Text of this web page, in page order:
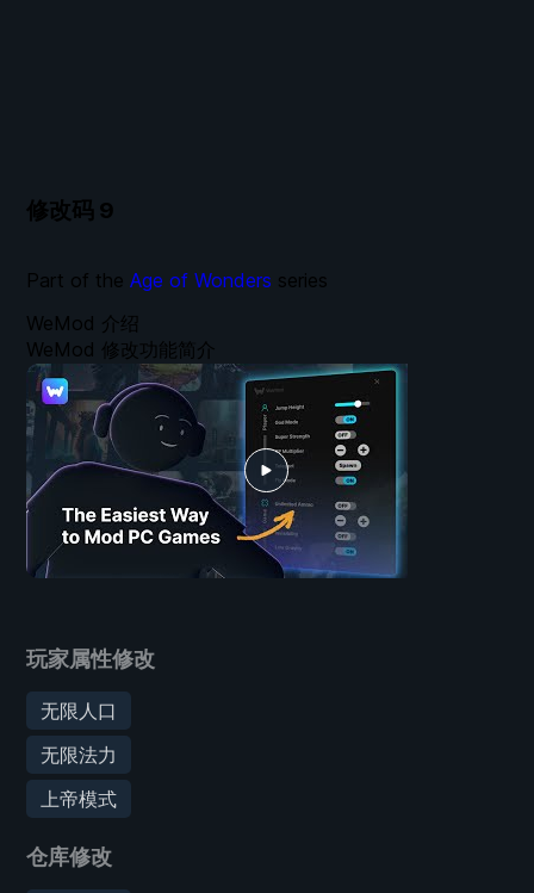
修改码 9
玩家属性修改
无限人口
无限法力
上帝模式
仓库修改
WeMod 介绍
WeMod 修改功能简介
Part of the Age of Wonders series